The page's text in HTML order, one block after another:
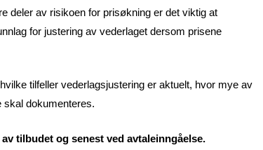
deler av risikoen for prisøkning er det viktig at
for justering av vederlaget dersom prisene
tilfeller vederlagsjustering er aktuelt, hvor mye av
skal dokumenteres.
tilbudet og senest ved avtaleinngåelse.